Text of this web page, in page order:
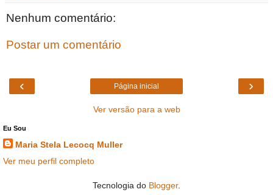
Nenhum comentário:
Postar um comentário
‹ ›
Página inicial
Ver versão para a web
Eu Sou
Maria Stela Lecocq Muller
Ver meu perfil completo
Tecnologia do Blogger.